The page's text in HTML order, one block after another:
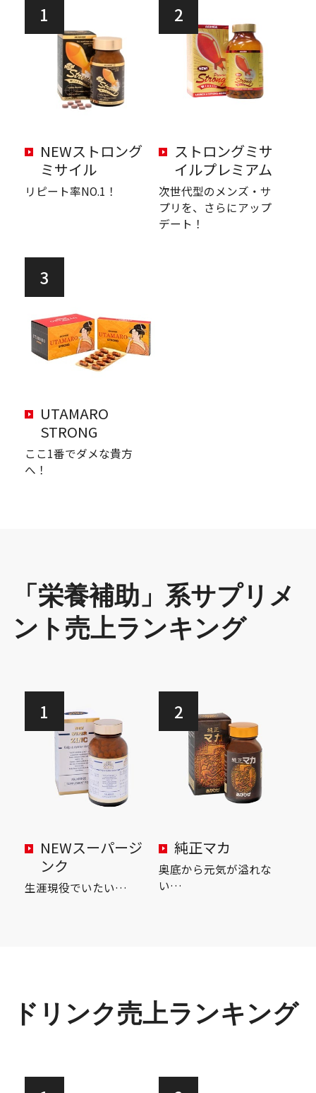
1
NEWストロング
ミサイル
リピート率NO.1！
2
ストロングミサ
イルプレミアム
次世代型のメンズ・サ
プリを、さらにアップ
デート！
3
UTAMARO
STRONG
ここ1番でダメな貴方
へ！
「栄養補助」系サプリメ
ント売上ランキング
1
NEWスーパージ
ンク
生涯現役でいたい…
2
純正マカ
奥底から元気が溢れな
い…
ドリンク売上ランキング